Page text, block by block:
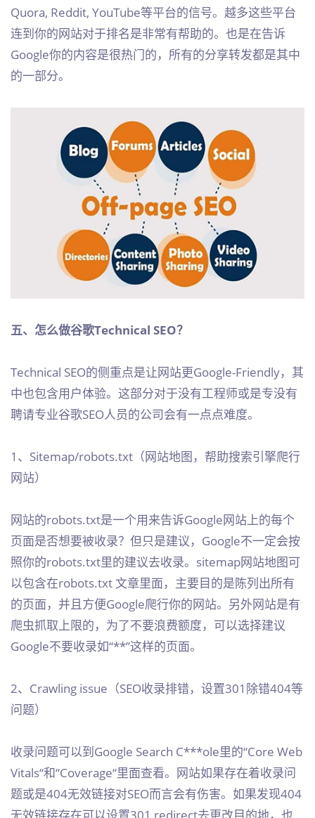
Quora, Reddit, YouTube等平台的信号。越多这些平台
连到你的网站对于排名是非常有帮助的。也是在告诉
Google你的内容是很热门的，所有的分享转发都是其中
的一部分。
五、怎么做谷歌Technical SEO？
Technical SEO的侧重点是让网站更Google-Friendly，其
中也包含用户体验。这部分对于没有工程师或是专没有
聘请专业谷歌SEO人员的公司会有一点点难度。
1、Sitemap/robots.txt（网站地图，帮助搜索引擎爬行
网站）
网站的robots.txt是一个用来告诉Google网站上的每个
页面是否想要被收录？但只是建议，Google不一定会按
照你的robots.txt里的建议去收录。sitemap网站地图可
以包含在robots.txt 文章里面，主要目的是陈列出所有
的页面，并且方便Google爬行你的网站。另外网站是有
爬虫抓取上限的，为了不要浪费额度，可以选择建议
Google不要收录如“**”这样的页面。
2、Crawling issue（SEO收录排错，设置301除错404等
问题）
收录问题可以到Google Search C***ole里的“Core Web
Vitals“和“Coverage“里面查看。网站如果存在着收录问
题或是404无效链接对SEO而言会有伤害。如果发现404
无效链接存在可以设置301 redirect去更改目的地，也